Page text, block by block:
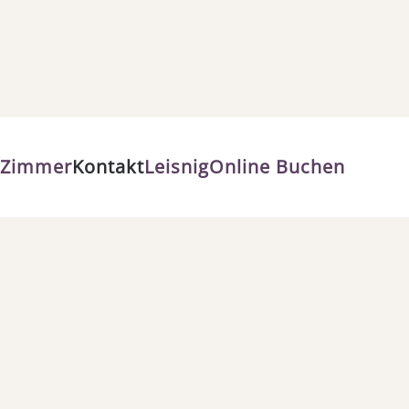
ZimmerKontaktLeisnigOnline Buchen